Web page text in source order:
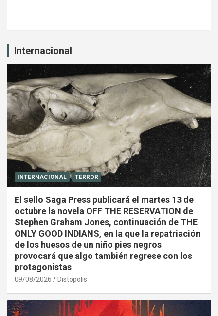
Internacional
INTERNACIONAL TERROR
El sello Saga Press publicará el martes 13 de
octubre la novela OFF THE RESERVATION de
Stephen Graham Jones, continuación de THE
ONLY GOOD INDIANS, en la que la repatriación
de los huesos de un niño pies negros
provocará que algo también regrese con los
protagonistas
09/08/2026 Distópolis